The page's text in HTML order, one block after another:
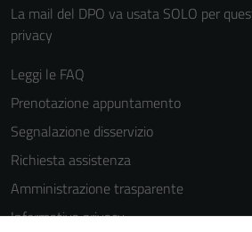
La mail del DPO va usata SOLO per
privacy
Leggi le FAQ
Prenotazione appuntamento
Segnalazione disservizio
Richiesta assistenza
Amministrazione trasparente
Informativa privacy